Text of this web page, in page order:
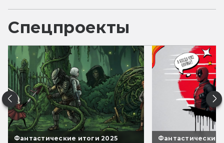
Спецпроекты
Фантастические итоги 2025 Фантастические